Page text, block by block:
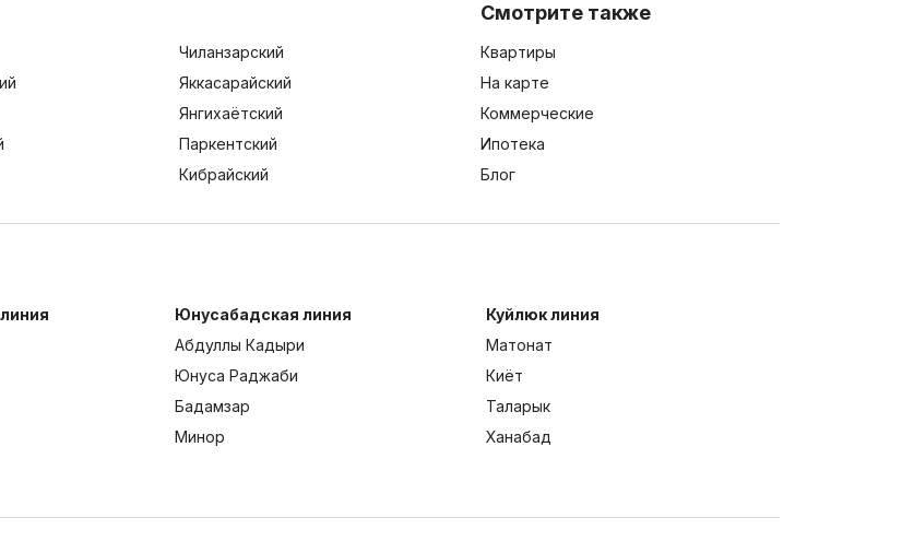
Чиланзарский
Яккасарайский
Янгихаётский
Паркентский
Кибрайский
Смотрите также
Квартиры
На карте
Коммерческие
Ипотека
Блог
Юнусабадская линия
Абдуллы Кадыри
Юнуса Раджаби
Бадамзар
Минор
Куйлюк линия
Матонат
Киёт
Таларык
Ханабад